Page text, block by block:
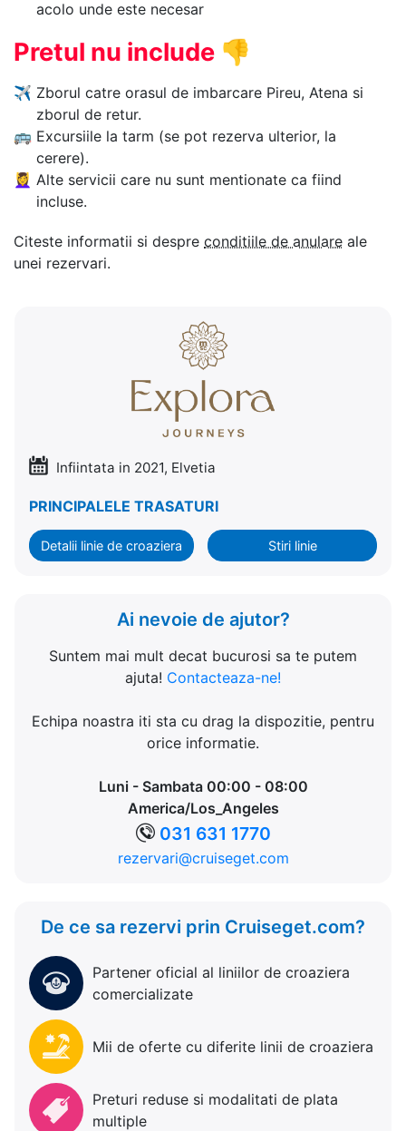
acolo unde este necesar
Pretul nu include 👎
✈ Zborul catre orasul de imbarcare Pireu, Atena si
zborul de retur.
🚌 Excursiile la tarm (se pot rezerva ulterior, la
cerere).
💆‍♀️ Alte servicii care nu sunt mentionate ca fiind
incluse.
Citeste informatii si despre conditiile de anulare ale
unei rezervari.
Infiintata in 2021, Elvetia
PRINCIPALELE TRASATURI
Detalii linie de croaziera Stiri linie
Ai nevoie de ajutor?
Suntem mai mult decat bucurosi sa te putem
ajuta! Contacteaza-ne!
Echipa noastra iti sta cu drag la dispozitie, pentru
orice informatie.
Luni - Sambata 00:00 - 08:00
America/Los_Angeles
031 631 1770
rezervari@cruiseget.com
De ce sa rezervi prin Cruiseget.com?
Partener oficial al liniilor de croaziera
comercializate
Mii de oferte cu diferite linii de croaziera
Preturi reduse si modalitati de plata
multiple